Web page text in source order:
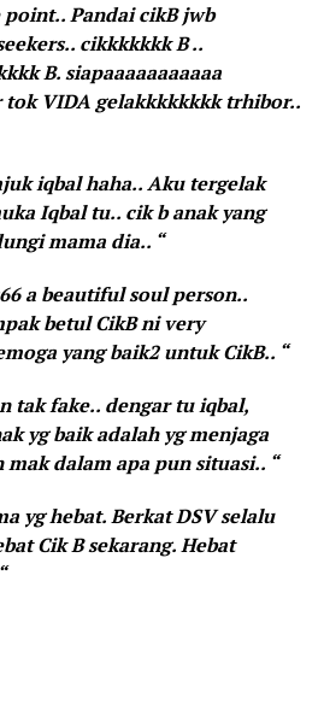
Pandai cikB jwb
cikkkkkkk B ..
B. siapaaaaaaaaaaa
tok VIDA gelakkkkkkkk trhibor..
iqbal haha.. Aku tergelak
Iqbal tu.. cik b anak yang
mama dia.. “
a beautiful soul person..
betul CikB ni very
yang baik2 untuk CikB.. “
tak fake.. dengar tu iqbal,
yg baik adalah yg menjaga
dalam apa pun situasi.. “
yg hebat. Berkat DSV selalu
Cik B sekarang. Hebat